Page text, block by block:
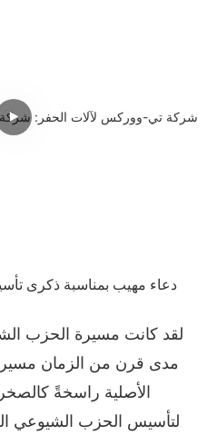
دعاء مهيب بمناسبة ذكرى
لقد كانت مسيرة الحزب
مدى قرن من الزمان
الأصلية راسخةً